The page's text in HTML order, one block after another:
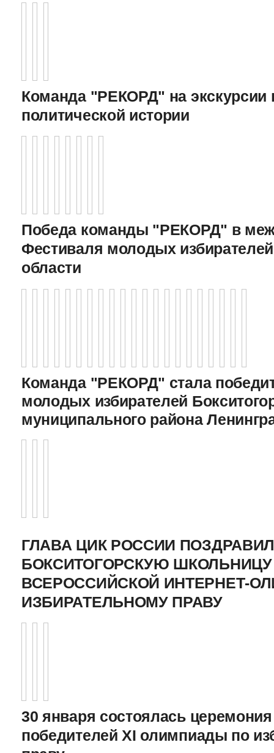
Команда "РЕКОРД" на экскурсии
политической истории
Победа команды "РЕКОРД" в
Фестиваля молодых
области
Команда "РЕКОРД" стала
молодых избирателей
муниципального района
ГЛАВА ЦИК РОССИИ
БОКСИТОГОРСКУЮ
ВСЕРОССИЙСКОЙ ИНТЕРНЕТ-
ИЗБИРАТЕЛЬНОМУ ПРАВУ
30 января состоялась
победителей XI олимпиады по